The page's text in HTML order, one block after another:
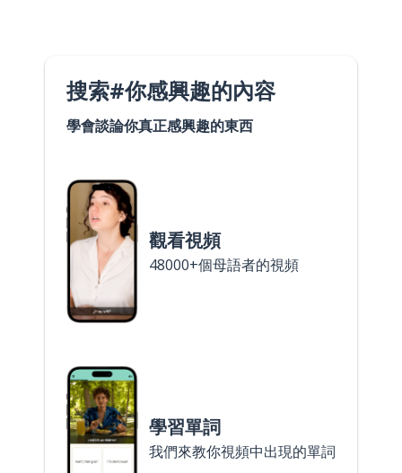
搜索#你感興趣的內容
學會談論你真正感興趣的東西
觀看視頻
48000+個母語者的視頻
學習單詞
我們來教你視頻中出現的單詞